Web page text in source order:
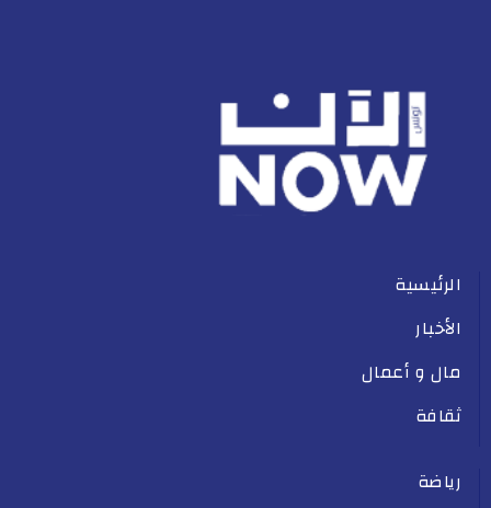
الرئيسية
الأخبار
مال و أعمال
ثقافة
رياضة